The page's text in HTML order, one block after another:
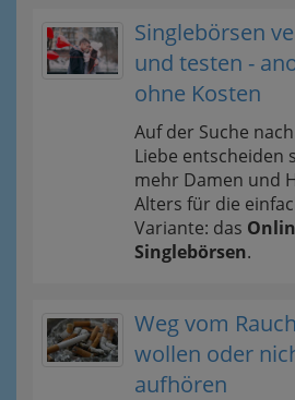
Singlebörsen
und testen -
ohne Kosten
Auf der Suche
Liebe entscheiden
mehr Damen und
Alters für die
Variante: das
Singlebörsen.
Weg vom
wollen oder
aufhören